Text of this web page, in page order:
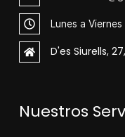
Lunes a
D'es Siurells,
Nuestros